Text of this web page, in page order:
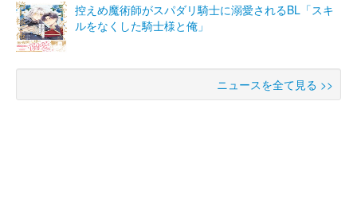
控えめ魔術師がスパダリ騎士に溺愛されるBL「スキ
ルをなくした騎士様と俺」
ニュースを全て見る >>